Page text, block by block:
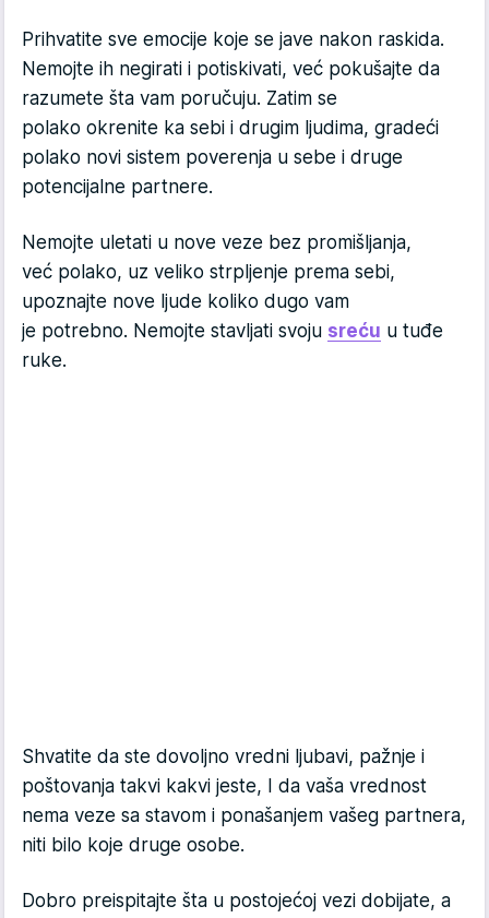
Prihvatite sve emocije koje se jave nakon raskida.
Nemojte ih negirati i potiskivati, već pokušajte da
razumete šta vam poručuju. Zatim se
polako okrenite ka sebi i drugim ljudima, gradeći
polako novi sistem poverenja u sebe i druge
potencijalne partnere.
Nemojte uletati u nove veze bez promišljanja,
već polako, uz veliko strpljenje prema sebi,
upoznajte nove ljude koliko dugo vam
je potrebno. Nemojte stavljati svoju sreću u tuđe
ruke.
Shvatite da ste dovoljno vredni ljubavi, pažnje i
poštovanja takvi kakvi jeste, I da vaša vrednost
nema veze sa stavom i ponašanjem vašeg partnera,
niti bilo koje druge osobe.
Dobro preispitajte šta u postojećoj vezi dobijate, a